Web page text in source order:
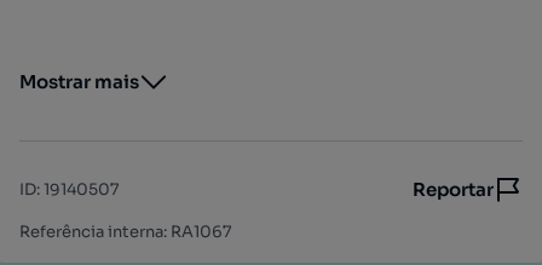
Mostrar mais
ID:19140507 Reportar
Referência interna: RA1067